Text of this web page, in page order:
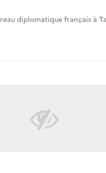
diplomatique français à